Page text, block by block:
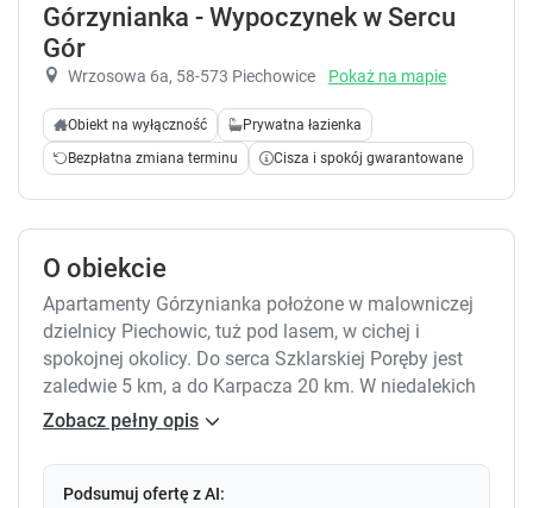
Górzynianka - Wypoczynek w Sercu
Gór
Wrzosowa 6a, 58-573 Piechowice Pokaż na mapie
Obiekt na wyłączność
Prywatna łazienka
Bezpłatna zmiana terminu
Cisza i spokój gwarantowane
O obiekcie
Apartamenty Górzynianka położone w malowniczej
dzielnicy Piechowic, tuż pod lasem, w cichej i
spokojnej okolicy. Do serca Szklarskiej Poręby jest
zaledwie 5 km, a do Karpacza 20 km. W niedalekich
odległościach znajdują się szlaki turystyczne piesze,
wodospady, rezerwaty przyrody czy muzea.
Apartamenty w Górzyniance są w pełni wyposażone i
Zobacz pełny opis
Podsumuj ofertę z AI: